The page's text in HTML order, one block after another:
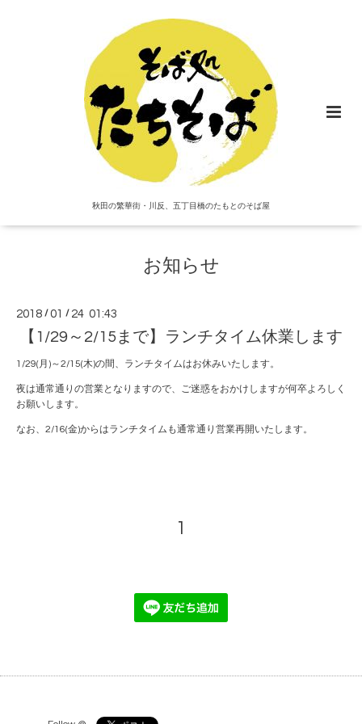
秋田の繁華街・川反、五丁目橋のたもとのそば屋
お知らせ
2018 /01 / 24 01:43
【1/29～2/15まで】ランチタイム休業します
1/29(月)～2/15(木)の間、ランチタイムはお休みいたします。
夜は通常通りの営業となりますので、ご迷惑をおかけしますが何卒よろしく
お願いします。
なお、2/16(金)からはランチタイムも通常通り営業再開いたします。
1